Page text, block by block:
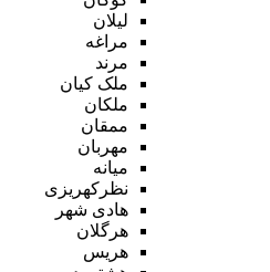
لیلان
مراغه
مرند
ملک کیان
ملکان
ممقان
مهربان
میانه
نظرکهریزی
هادی شهر
هرگلان
هریس